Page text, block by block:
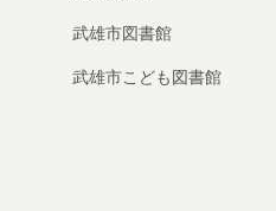
武雄市図書館
武雄市こども図書館